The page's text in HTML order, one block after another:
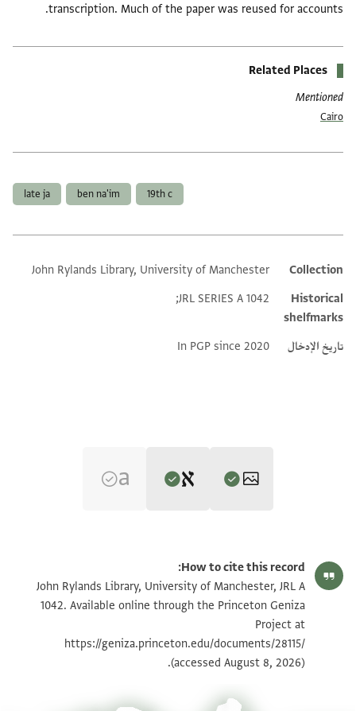
transcription. Much of the paper was reused for accounts.
Related Places
Mentioned
Cairo
19th c
ben na'im
late ja
Additional metadata
Collection
John Rylands Library, University of Manchester
Historical
shelfmarks
JRL SERIES A 1042;
تاريخ الإدخال In PGP since 2020
Matthew Dudley's digital edition (2025).
היום יום ׳ה׳ في ٣ חדוש(!) כסלפ(!) س ٠٥٨١
אחנו ואהובנו אלס׳׳ דוד ן׳ נעים יצ׳׳ו
אחדש׳׳ו בעד מזיד אלסאלאם עאלכום וכטאת אל אשווק
אלכום נערפכום
JRL A 1042 1 / 1 leaf, verso تكبير و تدوير
بيان أذونات الصورة
How to cite this record:
John Rylands Library, University of Manchester, JRL A
1042. Available online through the Princeton Geniza
Project at
https://geniza.princeton.edu/documents/28115/
(accessed August 8, 2026).